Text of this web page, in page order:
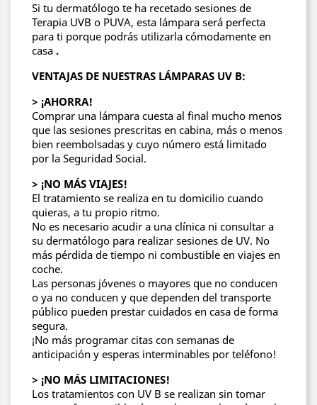
Si tu dermatólogo te ha recetado sesiones de
Terapia UVB o PUVA, esta lámpara será perfecta
para ti porque podrás utilizarla cómodamente en
casa .
VENTAJAS DE NUESTRAS LÁMPARAS UV B:
> ¡AHORRA!
Comprar una lámpara cuesta al final mucho menos
que las sesiones prescritas en cabina, más o menos
bien reembolsadas y cuyo número está limitado
por la Seguridad Social.
> ¡NO MÁS VIAJES!
El tratamiento se realiza en tu domicilio cuando
quieras, a tu propio ritmo.
No es necesario acudir a una clínica ni consultar a
su dermatólogo para realizar sesiones de UV. No
más pérdida de tiempo ni combustible en viajes en
coche.
Las personas jóvenes o mayores que no conducen
o ya no conducen y que dependen del transporte
público pueden prestar cuidados en casa de forma
segura.
¡No más programar citas con semanas de
anticipación y esperas interminables por teléfono!
> ¡NO MÁS LIMITACIONES!
Los tratamientos con UV B se realizan sin tomar